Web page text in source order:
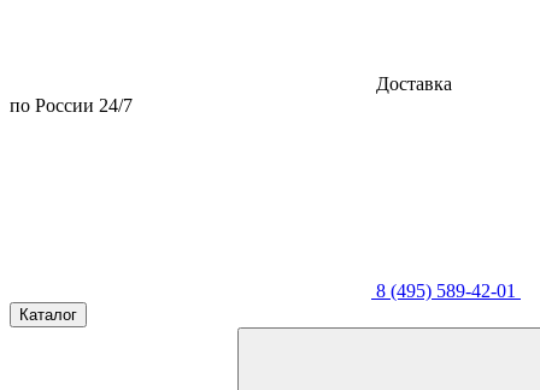
Доставка
по России 24/7
8 (495) 589-42-01
Каталог